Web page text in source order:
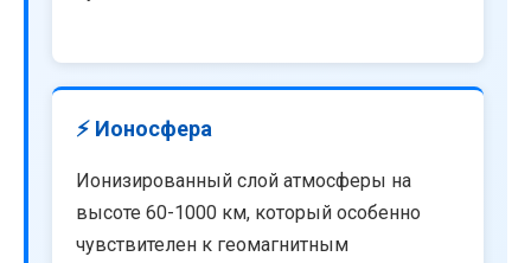
⚡ Ионосфера
Ионизированный слой атмосферы на
высоте 60-1000 км, который особенно
чувствителен к геомагнитным